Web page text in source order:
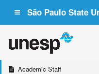
São Paulo State
Academic Staff